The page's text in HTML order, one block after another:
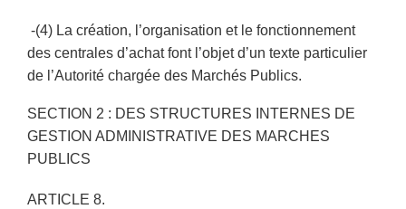
-(4) La création, l’organisation et le fonctionnement
des centrales d’achat font l’objet d’un texte particulier
de l’Autorité chargée des Marchés Publics.
SECTION 2 : DES STRUCTURES INTERNES DE
GESTION ADMINISTRATIVE DES MARCHES
PUBLICS
ARTICLE 8.